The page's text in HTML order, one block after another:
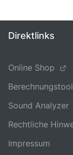
Direktlinks
Online Shop
Sound Analyzer
Rechtliche
Impressum